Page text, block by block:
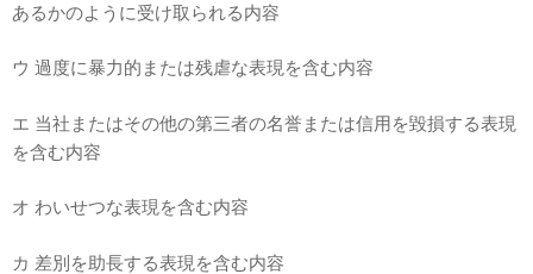
あるかのように受け取られる内容
ウ 過度に暴力的または残虐な表現を含む内容
エ 当社またはその他の第三者の名誉または信用を毀損する表現
を含む内容
オ わいせつな表現を含む内容
カ 差別を助長する表現を含む内容